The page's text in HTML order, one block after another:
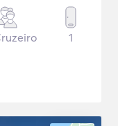
1